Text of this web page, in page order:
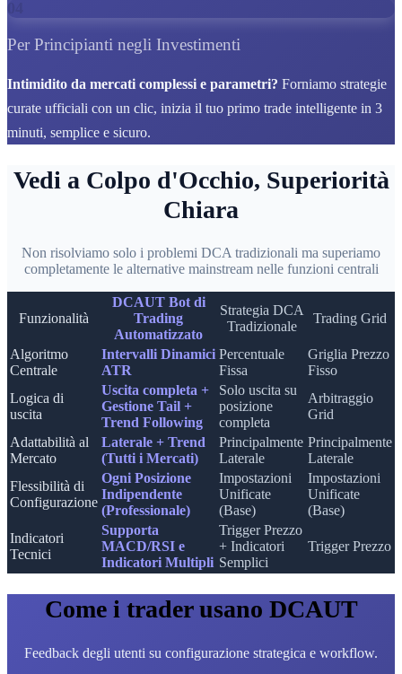
Per Principianti negli Investimenti
Intimidito da mercati complessi e parametri? Forniamo strategie
curate ufficiali con un clic, inizia il tuo primo trade intelligente in 3
minuti, semplice e sicuro.
Vedi a Colpo d'Occhio, Superiorità
Chiara
Non risolviamo solo i problemi DCA tradizionali ma superiamo
completamente le alternative mainstream nelle funzioni centrali
Funzionalità
DCAUT Bot di
Trading
Automatizzato
Strategia DCA
Tradizionale
Trading Grid
Algoritmo
Centrale
Intervalli Dinamici
ATR
Percentuale
Fissa
Griglia Prezzo
Fisso
Logica di
uscita
Uscita completa +
Gestione Tail +
Trend Following
Solo uscita su
posizione
completa
Arbitraggio
Grid
Adattabilità al
Mercato
Laterale + Trend
(Tutti i Mercati)
Principalmente
Laterale
Principalmente
Laterale
Flessibilità di
Configurazione
Ogni Posizione
Indipendente
(Professionale)
Impostazioni
Unificate
(Base)
Impostazioni
Unificate
(Base)
Indicatori
Tecnici
Supporta
MACD/RSI e
Indicatori Multipli
Trigger Prezzo
+ Indicatori
Semplici
Trigger Prezzo
Come i trader usano DCAUT
Feedback degli utenti su configurazione strategica e workflow.